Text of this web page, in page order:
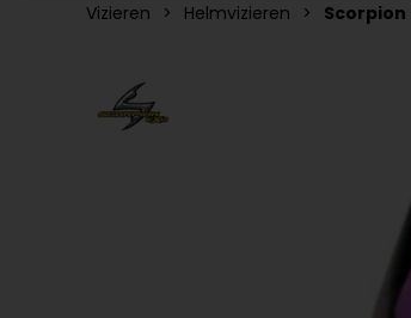
Vizieren Helmvizieren Scorpion